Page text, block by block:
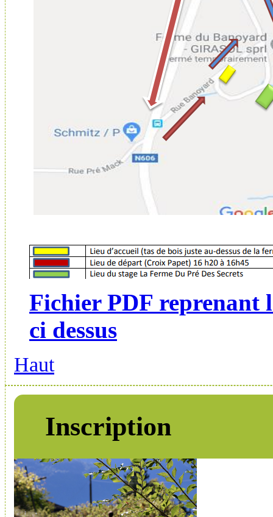
Fichier PDF reprenant
ci dessus
Haut
Inscription